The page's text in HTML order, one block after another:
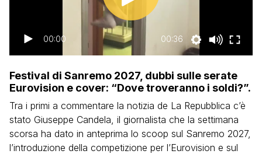
00:00 00:36
Festival di Sanremo 2027, dubbi sulle serate
Eurovision e cover: “Dove troveranno i soldi?”.
Tra i primi a commentare la notizia de La Repubblica c’è
stato Giuseppe Candela, il giornalista che la settimana
scorsa ha dato in anteprima lo scoop sul Sanremo 2027,
l’introduzione della competizione per l’Eurovision e sul